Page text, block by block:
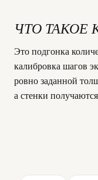
ЧТО ТАКОЕ
Это подгонка
калибровка шагов
ровно заданной
а стенки